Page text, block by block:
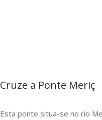
Cruze a Ponte Meriç
Esta ponte situa-se no rio